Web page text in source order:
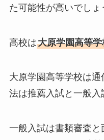
た可能性が高いでしょ
高校は大原学園高等学
大原学園高等学校は
法は推薦入試と一般入
一般入試は書類審査